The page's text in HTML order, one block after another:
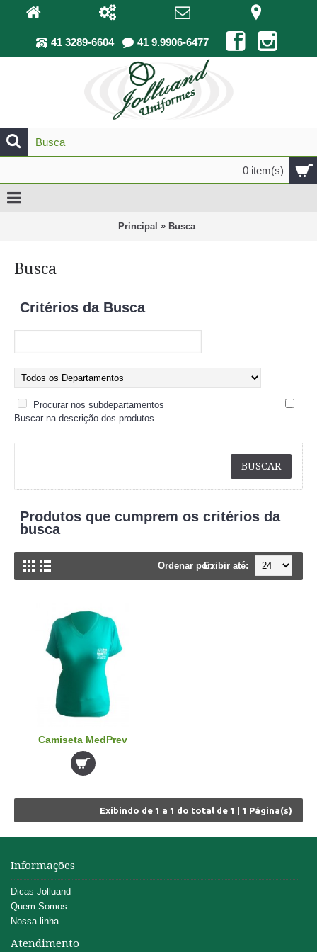
41 3289-6604 41 9.9906-6477
0 item(s)
Principal » Busca
Busca
Critérios da Busca
Procurar nos subdepartamentos
Buscar na descrição dos produtos
Produtos que cumprem os critérios da
busca
Exibir até:
Ordenar por:
Camiseta MedPrev
Exibindo de 1 a 1 do total de 1 1 Página(s)
Informações
Dicas Jolluand
Quem Somos
Nossa linha
Atendimento